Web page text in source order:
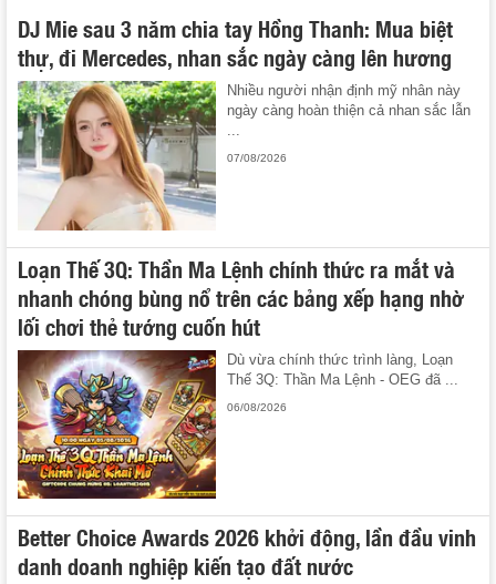
DJ Mie sau 3 năm chia tay Hồng Thanh: Mua biệt
thự, đi Mercedes, nhan sắc ngày càng lên hương
Nhiều người nhận định mỹ nhân này
ngày càng hoàn thiện cả nhan sắc lẫn
...
07/08/2026
Loạn Thế 3Q: Thần Ma Lệnh chính thức ra mắt và
nhanh chóng bùng nổ trên các bảng xếp hạng nhờ
lối chơi thẻ tướng cuốn hút
Dù vừa chính thức trình làng, Loạn
Thế 3Q: Thần Ma Lệnh - OEG đã ...
06/08/2026
Better Choice Awards 2026 khởi động, lần đầu vinh
danh doanh nghiệp kiến tạo đất nước